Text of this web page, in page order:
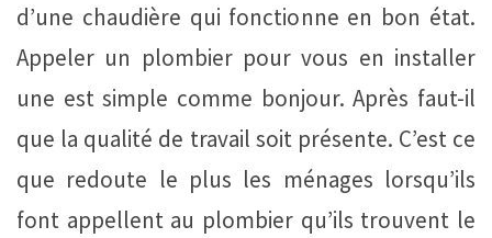
d’une chaudière qui fonctionne en bon état.
Appeler un plombier pour vous en installer
une est simple comme bonjour. Après faut-il
que la qualité de travail soit présente. C’est ce
que redoute le plus les ménages lorsqu’ils
font appellent au plombier qu’ils trouvent le